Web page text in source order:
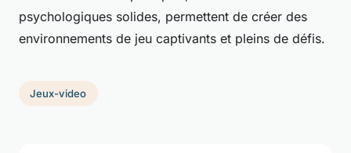
psychologiques solides, permettent de créer des
environnements de jeu captivants et pleins de défis.
Jeux-video